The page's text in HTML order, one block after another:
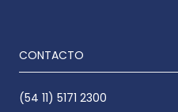
CONTACTO
(54 11) 5171 2300